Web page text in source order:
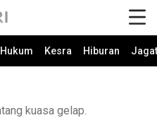
Hukum Kesra Hiburan Jagat
kuasa gelap.